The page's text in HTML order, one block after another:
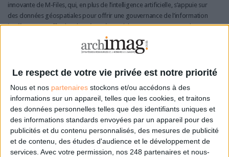
Le respect de votre vie privée est notre priorité
Nous et nos partenaires stockons et/ou accédons à des
informations sur un appareil, telles que les cookies, et traitons
des données personnelles telles que des identifiants uniques et
des informations standards envoyées par un appareil pour des
publicités et du contenu personnalisés, des mesures de publicité
et de contenu, des études d'audience et le développement de
services. Avec votre permission, nos 248 partenaires et nous-
innovante de M-Files, qui, en plus de l’intelligence artificielle, s’appuie sur
des données géospatiales pour offrir une gouvernance de l’information
intelligente. En effet, les données géospatiales regroupent toutes les
informations relatives à la géographie d’un sujet donné : densité de
population, localisation, infrastructures, urbanisme, réseaux, etc.
« L’idée est de montrer que l’on peut adosser l’approche informationnelle
de M-Files avec une approche géospatiale, afin d’aborder les choses
sous leur angle géographique », indique Malo Jennequin. Si le géospatial
est un outil indéniable pour les experts du géomarketing, il peut
également s’avérer très utile aux professionnels de l’immobilier, la
construction, la gestion de patrimoine, aux gestionnaires
d’infrastructures, ou encore aux banques et assurances. À découvrir le 26
janvier prochain !